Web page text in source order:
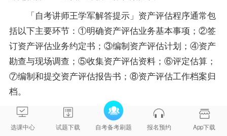
「自考讲师王学军解答提示」资产评估程序通常包
括以下主要环节：①明确资产评估业务基本事项；②签
订资产评估业务约定书；③编制资产评估计划；④资产
勘查与现场调查；⑤收集资产评估资料；⑥评定估算；
⑦编制和提交资产评估报告书；⑧资产评估工作档案归
档。
57、编制资产评估计划应当重点考虑的因素有
「ABD」。
选课中心 试题下载 自考备考刷题 报名预约 App下载